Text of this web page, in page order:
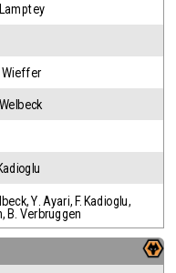
Wieffer
,Y. Ayari, F. Kadioglu,
, B. Verbruggen